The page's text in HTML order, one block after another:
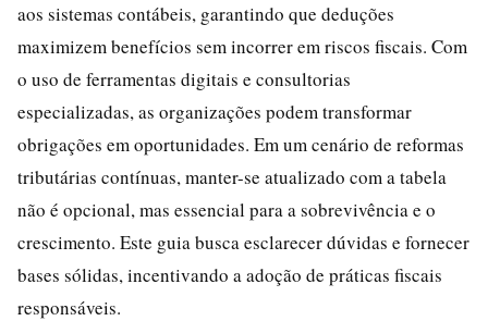
aos sistemas contábeis, garantindo que deduções
maximizem benefícios sem incorrer em riscos fiscais. Com
o uso de ferramentas digitais e consultorias
especializadas, as organizações podem transformar
obrigações em oportunidades. Em um cenário de reformas
tributárias contínuas, manter-se atualizado com a tabela
não é opcional, mas essencial para a sobrevivência e o
crescimento. Este guia busca esclarecer dúvidas e fornecer
bases sólidas, incentivando a adoção de práticas fiscais
responsáveis.